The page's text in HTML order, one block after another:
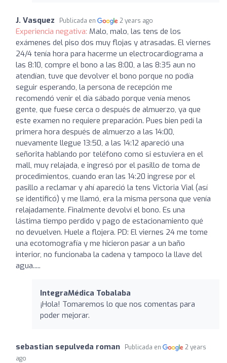
J. Vasquez Publicada en 2 years ago
Experiencia negativa: Malo, malo, las tens de los
exámenes del piso dos muy flojas y atrasadas. El viernes
24/4 tenía hora para hacerme un electrocardiograma a
las 8:10, compre el bono a las 8:00, a las 8:35 aun no
atendían, tuve que devolver el bono porque no podía
seguir esperando, la persona de recepción me
recomendó venir el día sábado porque venía menos
gente, que fuese cerca o después de almuerzo, ya que
este examen no requiere preparación. Pues bien pedí la
primera hora después de almuerzo a las 14:00,
nuevamente llegue 13:50, a las 14:12 apareció una
señorita hablando por teléfono como si estuviera en el
mall, muy relajada, e ingresó por el pasillo de toma de
procedimientos, cuando eran las 14:20 ingrese por el
pasillo a reclamar y ahí apareció la tens Victoria Vial (así
se identificó) y me llamó, era la misma persona que venía
relajadamente. Finalmente devolví el bono. Es una
lástima tiempo perdido y pago de estacionamiento qué
no devuelven. Huele a flojera. PD: El viernes 24 me tome
una ecotomografía y me hicieron pasar a un baño
interior, no funcionaba la cadena y tampoco la llave del
agua.....
IntegraMédica Tobalaba
¡Hola! Tomaremos lo que nos comentas para
poder mejorar.
sebastian sepulveda roman Publicada en
2 years
ago